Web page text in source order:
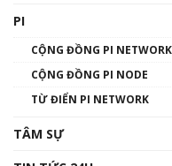
Talkshow
01:29:26
PI
CỘNG ĐỒNG PI
CỘNG ĐỒNG PI NODE
TỪ ĐIỂN PI NETWORK
TÂM SỰ